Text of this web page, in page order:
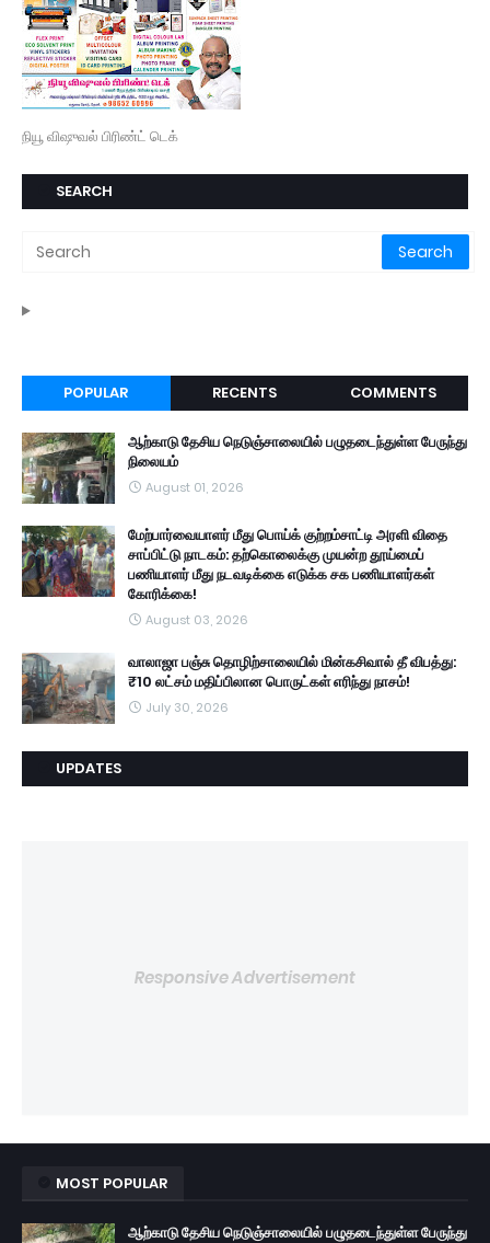
நியூ விஷுவல் பிரிண்ட் டெக்
SEARCH
POPULAR RECENTS COMMENTS
ஆற்காடு தேசிய நெடுஞ்சாலையில் பழுதடைந்துள்ள பேருந்து
நிலையம்
August 01, 2026
மேற்பார்வையாளர் மீது பொய்க் குற்றம்சாட்டி அரளி விதை
சாப்பிட்டு நாடகம்: தற்கொலைக்கு முயன்ற தூய்மைப்
பணியாளர் மீது நடவடிக்கை எடுக்க சக பணியாளர்கள்
கோரிக்கை!
August 03, 2026
வாலாஜா பஞ்சு தொழிற்சாலையில் மின்கசிவால் தீ விபத்து:
₹10 லட்சம் மதிப்பிலான பொருட்கள் எரிந்து நாசம்!
July 30, 2026
UPDATES
Responsive Advertisement
MOST POPULAR
ஆற்காடு தேசிய நெடுஞ்சாலையில் பழுதடைந்துள்ள பேருந்து